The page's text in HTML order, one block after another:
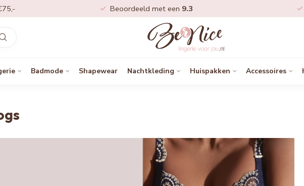
Beoordeeld met een 9.3
Badmode Shapewear Nachtkleding Huispakken Accessoires